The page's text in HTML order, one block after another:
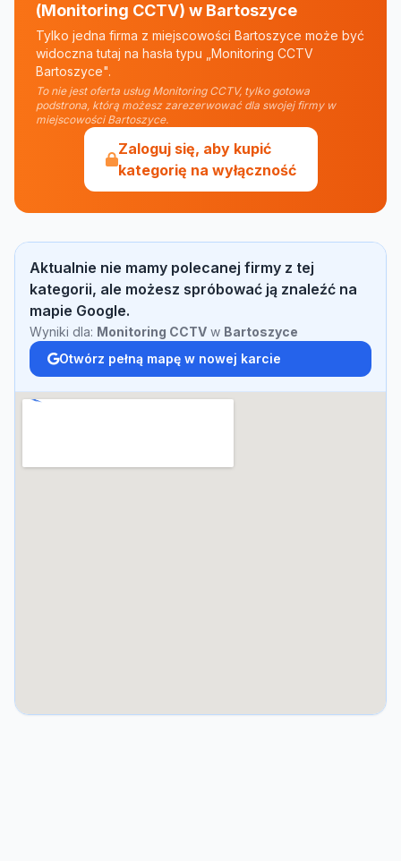
(Monitoring CCTV) w Bartoszyce
Tylko jedna firma z miejscowości Bartoszyce może być
widoczna tutaj na hasła typu „Monitoring CCTV
Bartoszyce".
To nie jest oferta usług Monitoring CCTV, tylko gotowa
podstrona, którą możesz zarezerwować dla swojej firmy w
miejscowości Bartoszyce.
Zaloguj się, aby kupić
kategorię na wyłączność
Aktualnie nie mamy polecanej firmy z tej
kategorii, ale możesz spróbować ją znaleźć na
mapie Google.
Wyniki dla: Monitoring CCTV w Bartoszyce
Otwórz pełną mapę w nowej karcie